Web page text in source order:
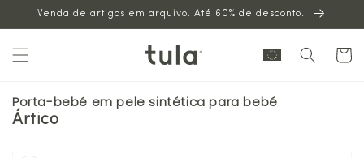
para o
Venda de artigos em arquivo. Até 60% de desconto.
Carrinho
Porta-bebé em pele sintética para bebé
Ártico
Saltar para